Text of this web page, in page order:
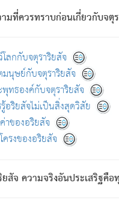
มที่ควรทราบก่อนเกี่ยวกับจตุ
ลกกับจตุราริยสัจ
นุษย์กับจตุราริยสัจ
ทธองค์กับจตุราริยสัจ
อริยสัจไม่เป็นสิ่งสุดวิสัย
ของอริยสัจ
รงของอริยสัจ
สัจ ความจริงอันประเสริฐคือ
ภพ.
ได้เพราะภพ เรากล่าวว่
พ ว่ามีได้เพราะวิภพ[2]
: เร
ข์จึงไม่มี.
นบังหนาแล้ว; และว่า สัตว์
โดยประการทั้งปวง; ภพทั้งห
างนี้อยู่; เขาย่อมละภวตัณหา
าะความสิ้นไปแห่งตัณหาโด
ามยึดมั่น
ภพทั้งหลายทั้งปวงได้แล้ว เ